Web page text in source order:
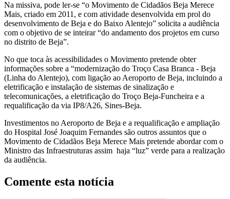
Na missiva, pode ler-se “o Movimento de Cidadãos Beja Merece
Mais, criado em 2011, e com atividade desenvolvida em prol do
desenvolvimento de Beja e do Baixo Alentejo” solicita a audiência
com o objetivo de se inteirar “do andamento dos projetos em curso
no distrito de Beja”.
No que toca às acessibilidades o Movimento pretende obter
informações sobre a “modernização do Troço Casa Branca - Beja
(Linha do Alentejo), com ligação ao Aeroporto de Beja, incluindo a
eletrificação e instalação de sistemas de sinalização e
telecomunicações, a eletrificação do Troço Beja-Funcheira e a
requalificação da via IP8/A26, Sines-Beja.
Investimentos no Aeroporto de Beja e a requalificação e ampliação
do Hospital José Joaquim Fernandes são outros assuntos que o
Movimento de Cidadãos Beja Merece Mais pretende abordar com o
Ministro das Infraestruturas assim haja “luz” verde para a realização
da audiência.
Comente esta notícia